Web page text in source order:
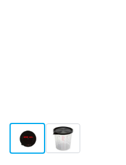
View larger imageView larger image